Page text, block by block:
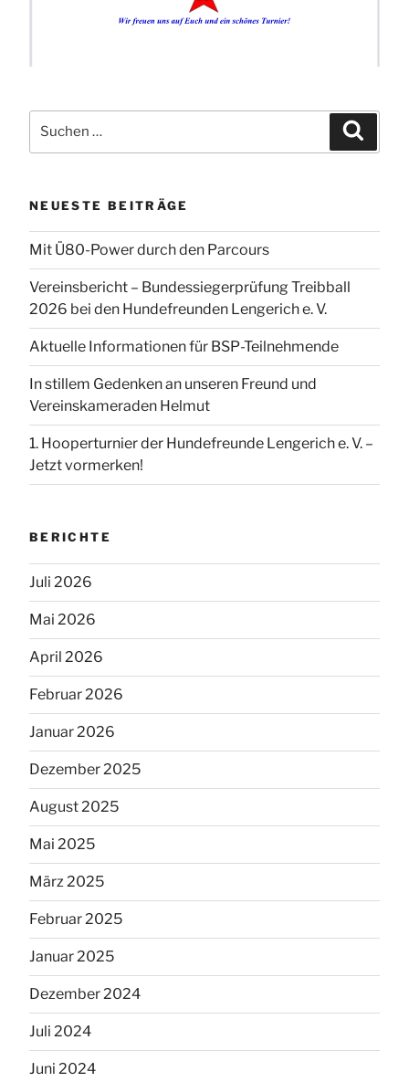
nach:
NEUESTE BEITRÄGE
Mit Ü80-Power durch den Parcours
Vereinsbericht – Bundessiegerprüfung Treibball
2026 bei den Hundefreunden Lengerich e. V.
Aktuelle Informationen für BSP-Teilnehmende
In stillem Gedenken an unseren Freund und
Vereinskameraden Helmut
1. Hooperturnier der Hundefreunde Lengerich e. V. –
Jetzt vormerken!
BERICHTE
Juli 2026
Mai 2026
April 2026
Februar 2026
Januar 2026
Dezember 2025
August 2025
Mai 2025
März 2025
Februar 2025
Januar 2025
Dezember 2024
Juli 2024
Juni 2024